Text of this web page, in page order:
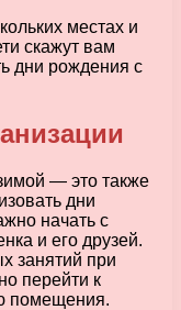
местах и
скажут вам
дни рождения с
— это также
дни
начать с
и его друзей.
занятий при
перейти к
помещения.